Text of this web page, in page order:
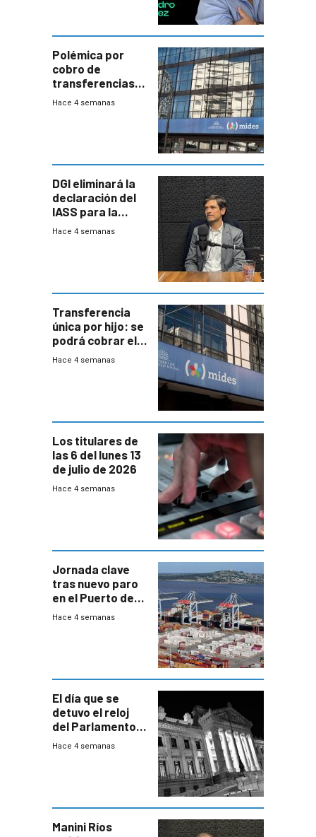
Polémica por
cobro de
transferencias
del Mides en
Hace 4 semanas
DGI eliminará la
declaración del
IASS para la
mayoría de los
Hace 4 semanas
Transferencia
única por hijo: se
podrá cobrar el
100% en efectivo
Hace 4 semanas
Los titulares de
las 6 del lunes 13
de julio de 2026
Hace 4 semanas
Jornada clave
tras nuevo paro
en el Puerto de
Montevideo
Hace 4 semanas
El día que se
detuvo el reloj
del Parlamento
para negociar
Hace 4 semanas
Manini Ríos